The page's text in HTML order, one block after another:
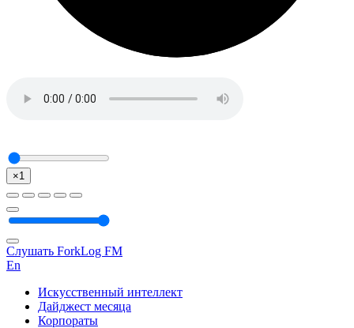
×1
Слушать ForkLog FM
En
Искусственный интеллект
Дайджест месяца
Корпораты